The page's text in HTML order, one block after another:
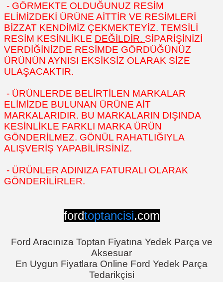
- GÖRMEKTE OLDUĞUNUZ RESİM
ELİMİZDEKİ ÜRÜNE AİTTİR VE RESİMLERİ
BİZZAT KENDİMİZ ÇEKMEKTEYİZ. TEMSİLİ
RESİM KESİNLİKLE DEĞİLDİR. SİPARİŞİNİZİ
VERDİĞİNİZDE RESİMDE GÖRDÜĞÜNÜZ
ÜRÜNÜN AYNISI EKSİKSİZ OLARAK SİZE
ULAŞACAKTIR.
- ÜRÜNLERDE BELİRTİLEN MARKALAR
ELİMİZDE BULUNAN ÜRÜNE AİT
MARKALARIDIR. BU MARKALARIN DIŞINDA
KESİNLİKLE FARKLI MARKA ÜRÜN
GÖNDERİLMEZ. GÖNÜL RAHATLIĞIYLA
ALIŞVERİŞ YAPABİLİRSİNİZ.
- ÜRÜNLER ADINIZA FATURALI OLARAK
GÖNDERİLİRLER.
fordtoptancisi.com
Ford Aracınıza Toptan Fiyatına Yedek Parça ve
Aksesuar
En Uygun Fiyatlara Online Ford Yedek Parça
Tedarikçisi